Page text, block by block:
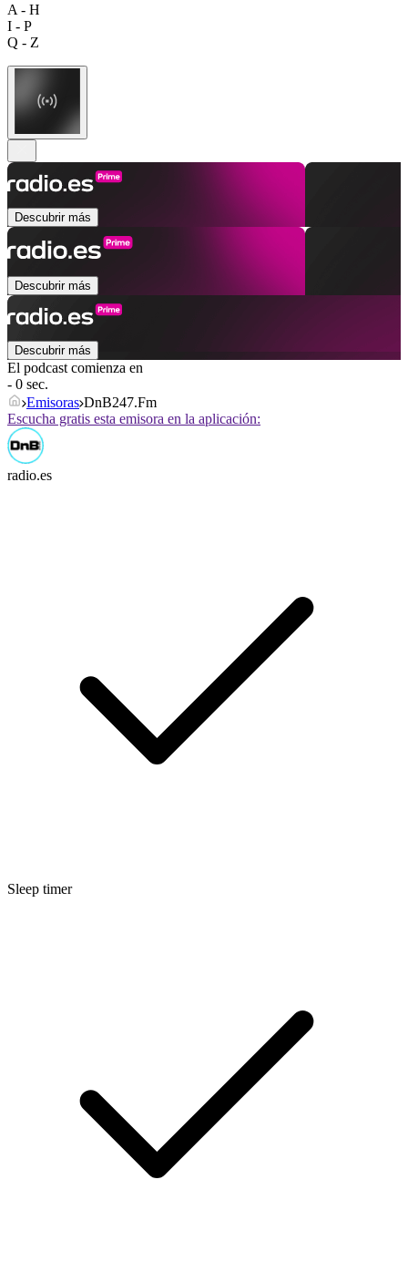
A - H
I - P
Q - Z
Descubrir más
Descubrir más
Descubrir más
El podcast comienza en
- 0 sec.
Emisoras DnB247.Fm
Escucha gratis esta emisora en la aplicación:
radio.es
Sleep timer